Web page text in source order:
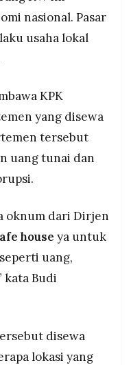
nasional. Pasar
usaha lokal
KPK
yang disewa
tersebut
uang tunai dan
oknum dari Dirjen
house ya untuk
uang,
kata Budi
disewa
lokasi yang